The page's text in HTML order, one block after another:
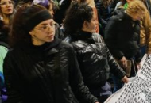
resisten otra
Por Francisco